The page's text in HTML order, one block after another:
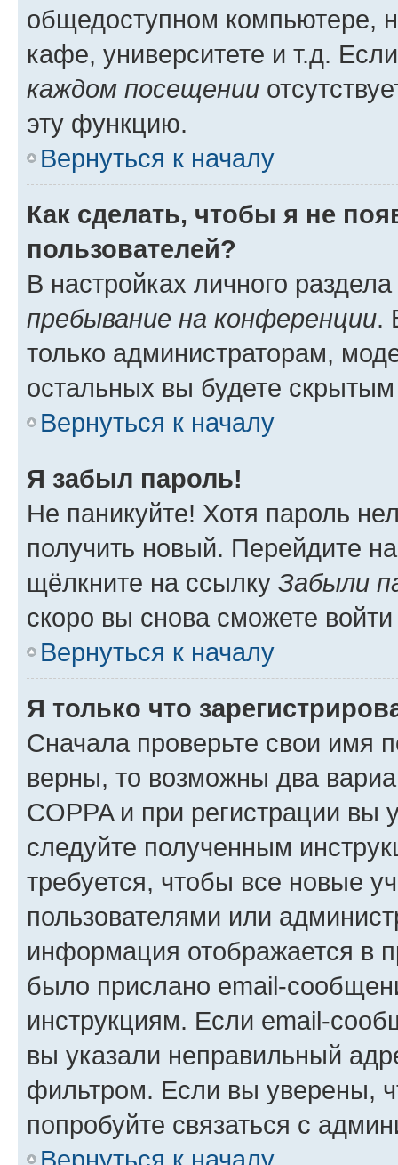
общедоступном компьютере,
кафе, университете и т.д.
каждом посещении
эту функцию.
Вернуться к началу
Как сделать, чтобы я не
пользователей?
В настройках личного
пребывание на конференции.
только администраторам,
остальных вы будете
Вернуться к началу
Я забыл пароль!
Не паникуйте! Хотя пароль
получить новый. Перейдите
щёлкните на ссылку Забыли
скоро вы снова сможете
Вернуться к началу
Я только что
Сначала проверьте свои имя
верны, то возможны два
COPPA и при регистрации вы
следуйте полученным
требуется, чтобы все новые
пользователями или
информация отображается в
было прислано email-
инструкциям. Если email-
вы указали неправильный
фильтром. Если вы уверены,
попробуйте связаться с
Вернуться к началу